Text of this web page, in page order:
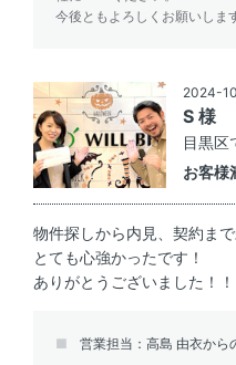
今後ともよろしくお願いしま
2024-
S 様
目黒区
お客様
物件探しから内見、契約ま
とても心強かったです！
ありがとうございました！！
営業担当：高島 由衣から